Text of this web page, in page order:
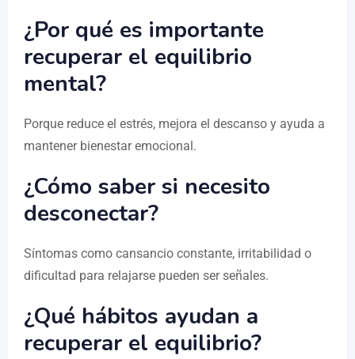
¿Por qué es importante
recuperar el equilibrio
mental?
Porque reduce el estrés, mejora el descanso y ayuda a
mantener bienestar emocional.
¿Cómo saber si necesito
desconectar?
Síntomas como cansancio constante, irritabilidad o
dificultad para relajarse pueden ser señales.
¿Qué hábitos ayudan a
recuperar el equilibrio?